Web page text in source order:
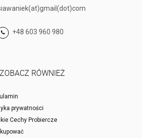
+48 603 960 980
ZOBACZ RÓWNIEŻ
prywatności
Cechy Probiercze